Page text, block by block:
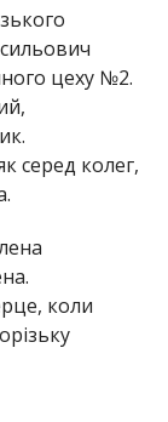
цеху №2.
серед колег,
коли